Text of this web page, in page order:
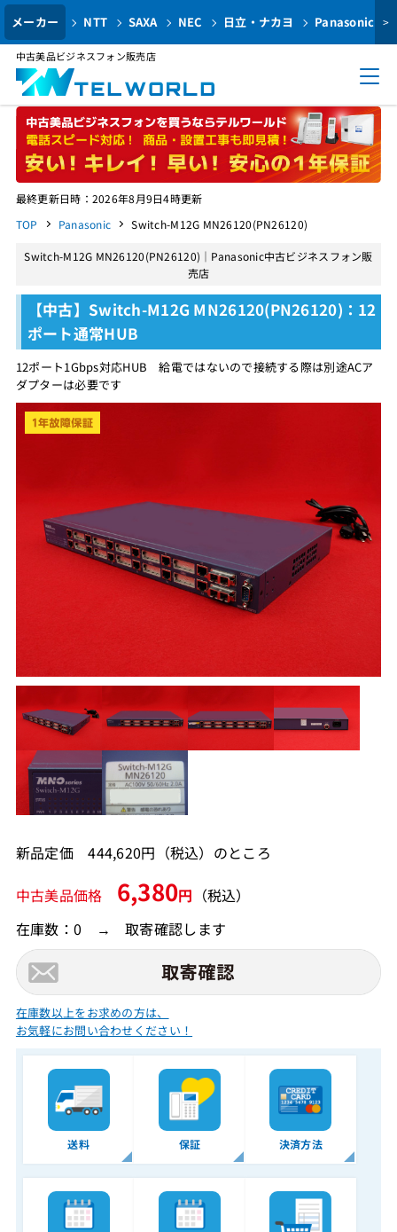
メーカー NTT SAXA NEC 日立・ナカヨ Panasonic >
中古美品ビジネスフォン販売店
最終更新日時：2026年8月9日4時更新
TOP
Panasonic Switch-M12G MN26120(PN26120)
Switch-M12G MN26120(PN26120)｜Panasonic中古ビジネスフォン販
売店
【中古】Switch-M12G MN26120(PN26120)：12
ポート通常HUB
12ポート1Gbps対応HUB 給電ではないので接続する際は別途ACア
ダプターは必要です
新品定価 444,620円（税込）のところ
中古美品価格 6,380円 （税込）
在庫数：0 → 取寄確認します
在庫数以上をお求めの方は、
お気軽にお問い合わせください！
送料 保証 決済方法